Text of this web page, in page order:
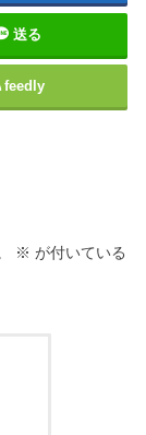
送る
feedly
※ が付いている